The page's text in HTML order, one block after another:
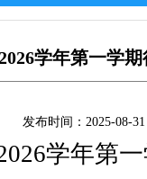
学年第一学期
发布时间：2025-08-
学年第